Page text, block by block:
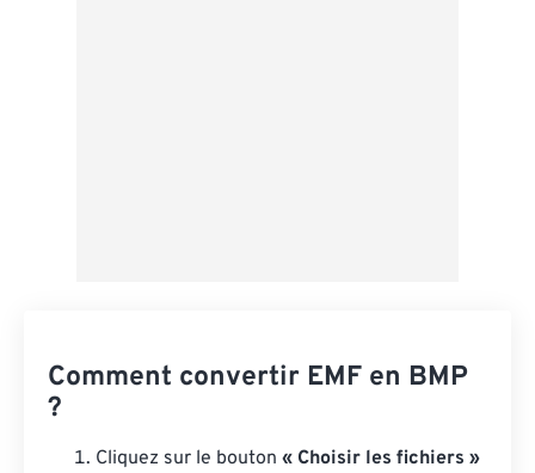
Comment convertir EMF en BMP
?
Cliquez sur le bouton « Choisir les fichiers »